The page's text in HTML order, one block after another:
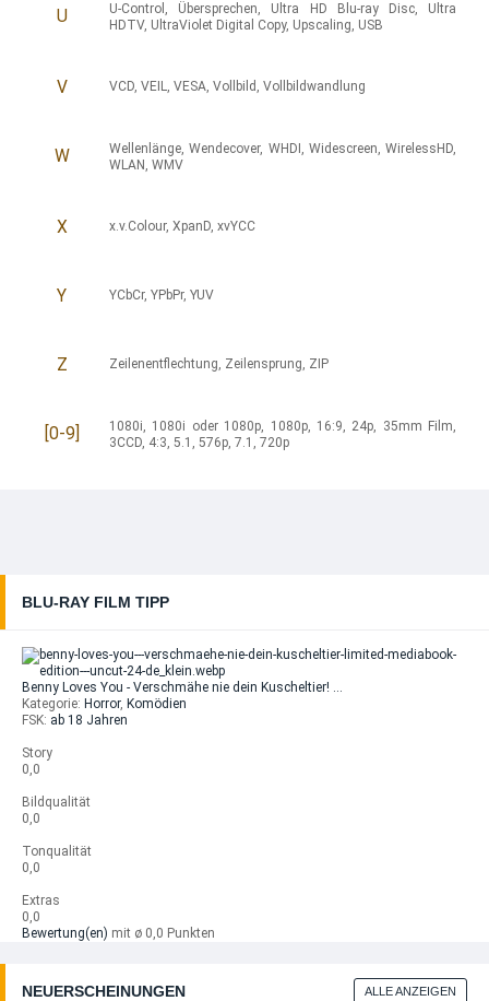
U U-Control , Übersprechen, Ultra HD Blu-ray Disc, Ultra
HDTV, UltraViolet Digital Copy, Upscaling, USB
V VCD, VEIL, VESA, Vollbild , Vollbildwandlung
W Wellenlänge,Wendecover, WHDI , Widescreen, WirelessHD,
WLAN , WMV
X x.v.Colour, XpanD, xvYCC
Y YCbCr, YPbPr, YUV
Z Zeilenentflechtung, Zeilensprung, ZIP
[0-9] 1080i, 1080i oder 1080p, 1080p, 16:9, 24p, 35mm Film,
3CCD, 4:3, 5.1 , 576p, 7.1 , 720p
BLU-RAY FILM TIPP
Benny Loves You - Verschmähe nie dein Kuscheltier! …
Kategorie: Horror, Komödien
FSK: ab 18 Jahren
Story
0,0
Bildqualität
0,0
Tonqualität
0,0
Extras
0,0
Bewertung(en) mit ø 0,0 Punkten
NEUERSCHEINUNGEN ALLE ANZEIGEN